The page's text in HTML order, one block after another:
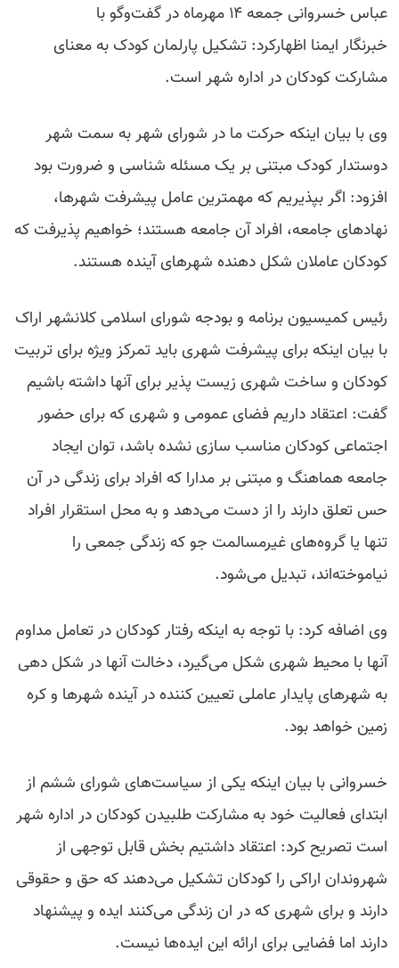
عباس خسروانی جمعه ۱۴ مهرماه در گفت‌وگو با
خبرنگار ایمنا اظهارکرد: تشکیل پارلمان کودک به معنای
مشارکت کودکان در اداره شهر است.
وی با بیان اینکه حرکت ما در شورای شهر به سمت شهر
دوستدار کودک مبتنی بر یک مسئله شناسی و ضرورت بود
افزود: اگر بپذیریم که مهمترین عامل پیشرفت شهرها،
نهادهای جامعه، افراد آن جامعه هستند؛ خواهیم پذیرفت که
کودکان عاملان شکل دهنده شهرهای آینده هستند.
رئیس کمیسیون برنامه و بودجه شورای اسلامی کلانشهر اراک
با بیان اینکه برای پیشرفت شهری باید تمرکز ویژه برای تربیت
کودکان و ساخت شهری زیست پذیر برای آنها داشته باشیم
گفت: اعتقاد داریم فضای عمومی و شهری که برای حضور
اجتماعی کودکان مناسب سازی نشده باشد، توان ایجاد
جامعه هماهنگ و مبتنی بر مدارا که افراد برای زندگی در آن
حس تعلق دارند را از دست می‌دهد و به محل استقرار افراد
تنها یا گروه‌های غیرمسالمت جو که زندگی جمعی را
نیاموخته‌اند، تبدیل می‌شود.
وی اضافه کرد: با توجه به اینکه رفتار کودکان در تعامل مداوم
آنها با محیط شهری شکل می‌گیرد، دخالت آنها در شکل دهی
به شهرهای پایدار عاملی تعیین کننده در آینده شهرها و کره
زمین خواهد بود.
خسروانی با بیان اینکه یکی از سیاست‌های شورای ششم از
ابتدای فعالیت خود به مشارکت طلبیدن کودکان در اداره شهر
است تصریح کرد: اعتقاد داشتیم بخش قابل توجهی از
شهروندان اراکی را کودکان تشکیل می‌دهند که حق و حقوقی
دارند و برای شهری که در ان زندگی می‌کنند ایده و پیشنهاد
دارند اما فضایی برای ارائه این ایده‌ها نیست.